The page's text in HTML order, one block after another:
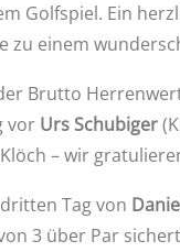
Golfspiel. Ein
einem
Brutto
vor Urs Schubiger
– wir
Tag von
3 über Par